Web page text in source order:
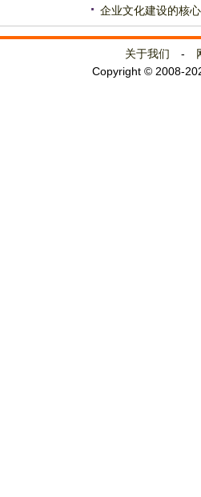
企业文化建设的核
关于我们 -
Copyright © 2008-